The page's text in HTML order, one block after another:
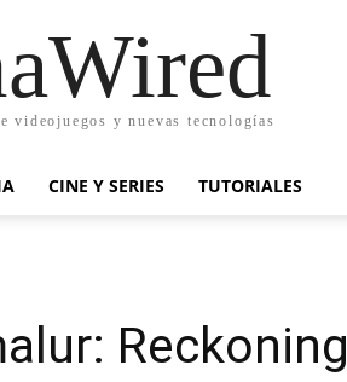
videojuegos y nuevas tecnologías
CINE Y SERIES TUTORIALES
Reckoning